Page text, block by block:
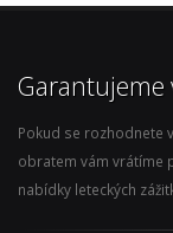
Garantujeme
Pokud se rozhodnete
obratem vám vrátíme
nabídky leteckých